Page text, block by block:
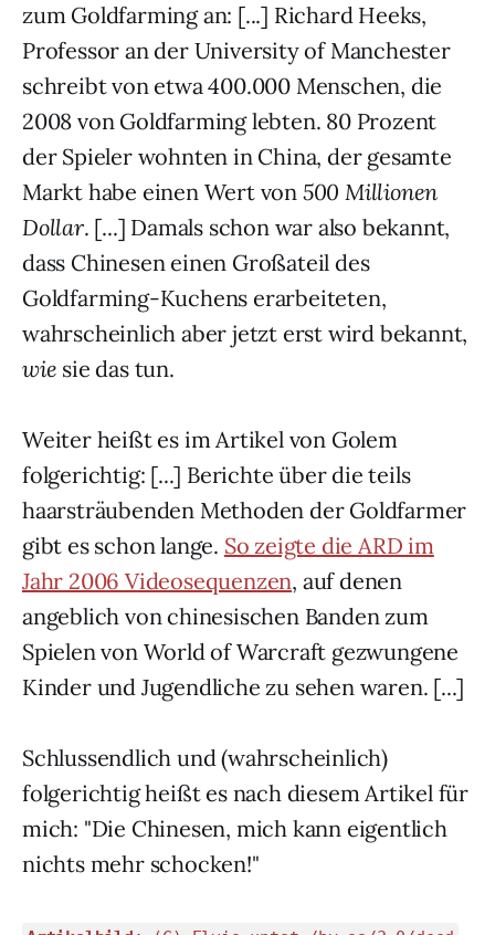
zum Goldfarming an: [...] Richard Heeks,
Professor an der University of Manchester
schreibt von etwa 400.000 Menschen, die
2008 von Goldfarming lebten. 80 Prozent
der Spieler wohnten in China, der gesamte
Markt habe einen Wert von 500 Millionen
Dollar. [...] Damals schon war also bekannt,
dass Chinesen einen Großateil des
Goldfarming-Kuchens erarbeiteten,
wahrscheinlich aber jetzt erst wird bekannt,
wie sie das tun.
Weiter heißt es im Artikel von Golem
folgerichtig: [...] Berichte über die teils
haarsträubenden Methoden der Goldfarmer
gibt es schon lange. So zeigte die ARD im
Jahr 2006 Videosequenzen, auf denen
angeblich von chinesischen Banden zum
Spielen von World of Warcraft gezwungene
Kinder und Jugendliche zu sehen waren. [...]
Schlussendlich und (wahrscheinlich)
folgerichtig heißt es nach diesem Artikel für
mich: "Die Chinesen, mich kann eigentlich
nichts mehr schocken!"